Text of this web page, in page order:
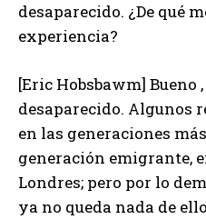
desaparecido. ¿De qué
experiencia?
[Eric Hobsbawm] Bueno
desaparecido. Algunos
en las generaciones
generación emigrante,
Londres; pero por lo
ya no queda nada de